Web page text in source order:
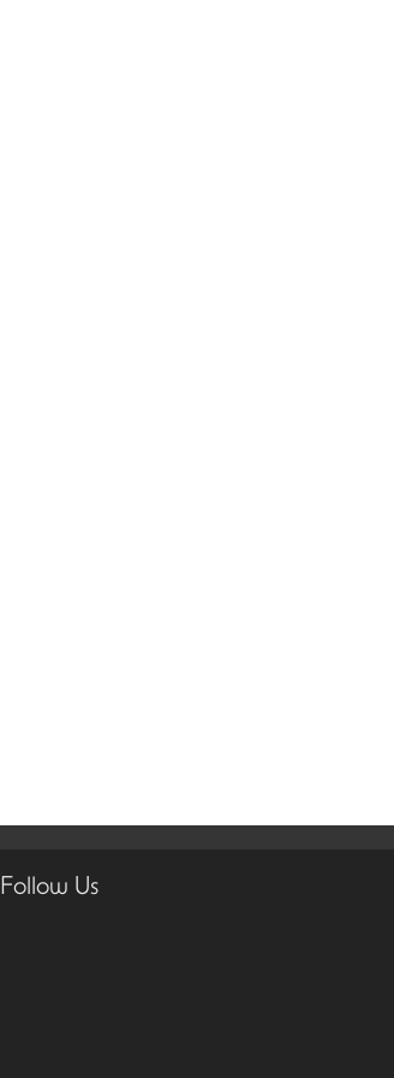
Follow Us